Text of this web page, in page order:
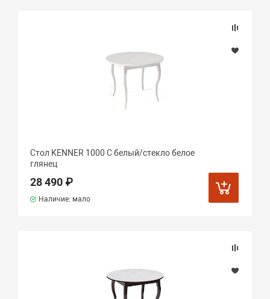
Стол KENNER 1000 С белый/стекло белое
глянец
28 490 ₽
Наличие: мало